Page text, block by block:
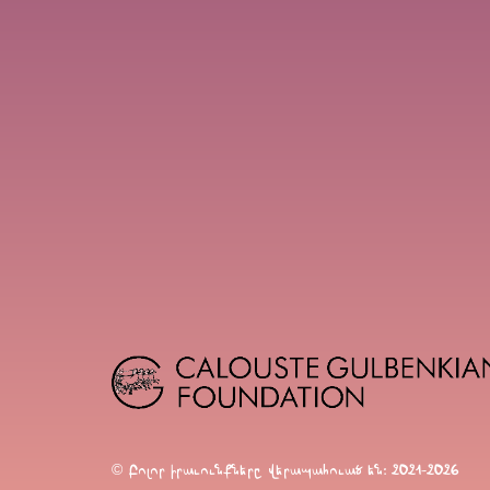
© Բոլոր իրաւունքները վերապահուած են։ 2021-2026